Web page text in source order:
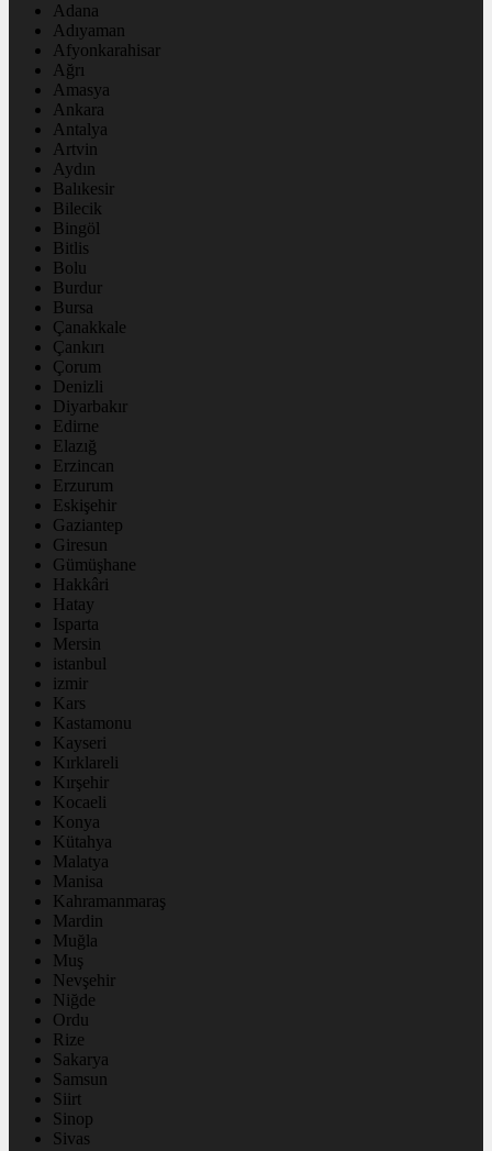
Adana
Adıyaman
Afyonkarahisar
Ağrı
Amasya
Ankara
Antalya
Artvin
Aydın
Balıkesir
Bilecik
Bingöl
Bitlis
Bolu
Burdur
Bursa
Çanakkale
Çankırı
Çorum
Denizli
Diyarbakır
Edirne
Elazığ
Erzincan
Erzurum
Eskişehir
Gaziantep
Giresun
Gümüşhane
Hakkâri
Hatay
Isparta
Mersin
istanbul
izmir
Kars
Kastamonu
Kayseri
Kırklareli
Kırşehir
Kocaeli
Konya
Kütahya
Malatya
Manisa
Kahramanmaraş
Mardin
Muğla
Muş
Nevşehir
Niğde
Ordu
Rize
Sakarya
Samsun
Siirt
Sinop
Sivas